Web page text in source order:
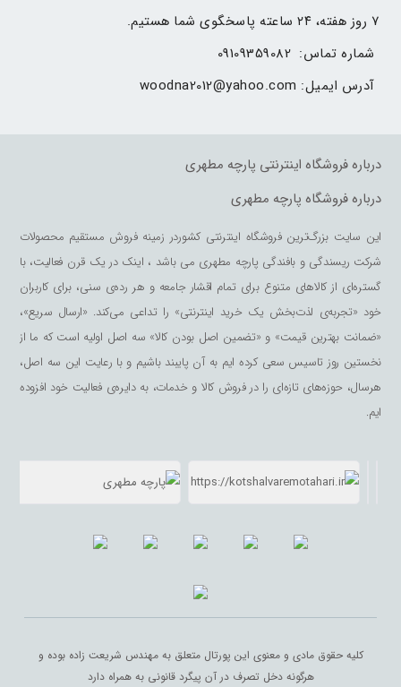
۷ روز هفته، ۲۴ ساعته پاسخگوی شما هستیم.
شماره تماس: 09109359082
آدرس ایمیل: woodna2012@yahoo.com
درباره فروشگاه اینترنتی پارچه مطهری
درباره فروشگاه پارچه مطهری
این سایت بزرگ‌ترین فروشگاه اینترنتی کشوردر زمینه فروش مستقیم محصولات
شرکت ریسندگی و بافندگی پارچه مطهری می باشد ، اینک در یک قرن فعالیت، با
گستره‌ای از کالاهای متنوع برای تمام اقشار جامعه و هر رده‌ی سنی، برای کاربران
خود «تجربه‌ی لذت‌بخش یک خرید اینترنتی» را تداعی می‌کند. «ارسال سریع»،
«ضمانت بهترین قیمت» و «تضمین اصل بودن کالا» سه اصل اولیه است که ما از
نخستین روز تاسیس سعی کرده ایم به آن پایبند باشیم و با رعایت این سه اصل،
هرسال، حوزه‌های تازه‌ای را در فروش کالا و خدمات، به دایره‌ی فعالیت خود افزوده
ایم.
کلیه حقوق مادی و معنوی این پورتال متعلق به مهندس شریعت زاده بوده و
هرگونه دخل تصرف در آن پیگرد قانونی به همراه دارد